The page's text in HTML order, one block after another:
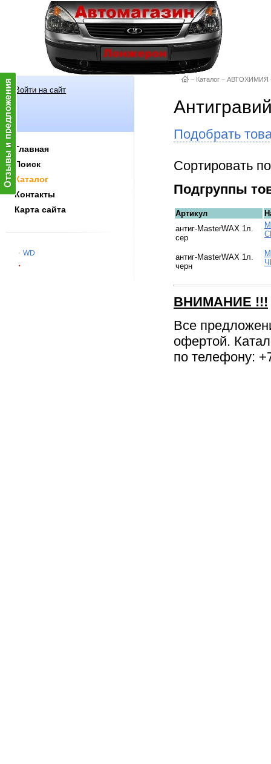
Войти на сайт
Главная
Поиск
Каталог
Контакты
Карта сайта
WD
– Каталог – АВТОХИМИЯ
Подобрать
Сортировать
Подгруппы
Артикул
антиг-MasterWAX 1л.
сер
антиг-MasterWAX 1л.
черн
ВНИМАНИЕ !!!
Все
офертой.
по телефону: